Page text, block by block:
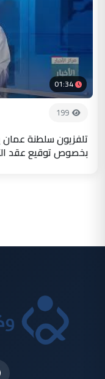
01:34
199
تلفزيون سلطنة
بخصوص توقيع عقد